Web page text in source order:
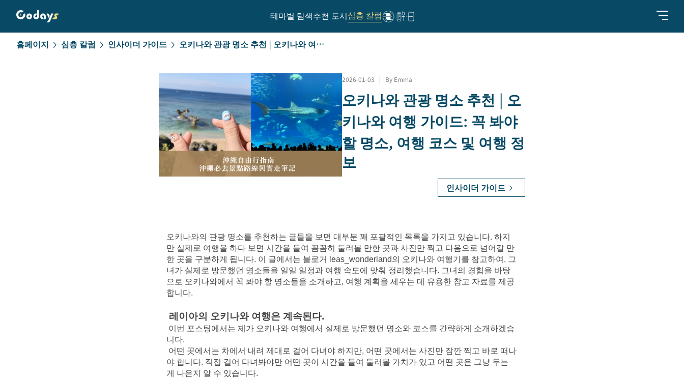
테마별 탐색추천 도시심층 칼럼
홈페이지 심층 칼럼 인사이더 가이드 오키나와 관광 명소 추천 | 오키나와 여행 가이드: 꼭 봐야 할 명소, 여행 코스 및 여행 정보
2026-01-03 By Emma
오키나와 관광 명소 추천 | 오
키나와 여행 가이드: 꼭 봐야
할 명소, 여행 코스 및 여행 정
보
인사이더 가이드
오키나와의 관광 명소를 추천하는 글들을 보면 대부분 꽤 포괄적인 목록을 가지고 있습니다. 하지
만 실제로 여행을 하다 보면 시간을 들여 꼼꼼히 둘러볼 만한 곳과 사진만 찍고 다음으로 넘어갈 만
한 곳을 구분하게 됩니다. 이 글에서는 블로거 leas_wonderland의 오키나와 여행기를 참고하여, 그
녀가 실제로 방문했던 명소들을 일일 일정과 여행 속도에 맞춰 정리했습니다. 그녀의 경험을 바탕
으로 오키나와에서 꼭 봐야 할 명소들을 소개하고, 여행 계획을 세우는 데 유용한 참고 자료를 제공
합니다.
레이아의 오키나와 여행은 계속된다.
이번 포스팅에서는 제가 오키나와 여행에서 실제로 방문했던 명소와 코스를 간략하게 소개하겠습
니다.
어떤 곳에서는 차에서 내려 제대로 걸어 다녀야 하지만, 어떤 곳에서는 사진만 잠깐 찍고 바로 떠나
야 합니다. 직접 걸어 다녀봐야만 어떤 곳이 시간을 들여 둘러볼 가치가 있고 어떤 곳은 그냥 두는
게 나은지 알 수 있습니다.